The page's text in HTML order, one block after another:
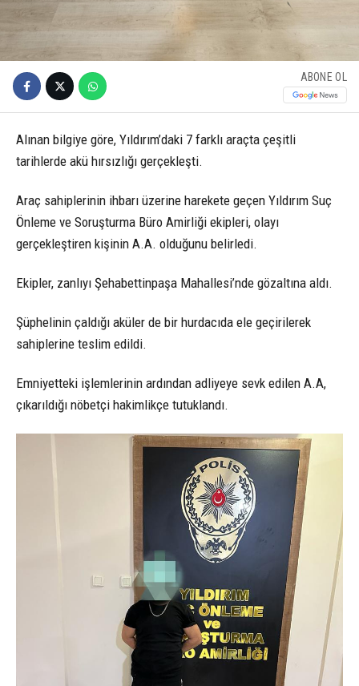
ABONE OL
Alınan bilgiye göre, Yıldırım’daki 7 farklı araçta çeşitli
tarihlerde akü hırsızlığı gerçekleşti.
Araç sahiplerinin ihbarı üzerine harekete geçen Yıldırım Suç
Önleme ve Soruşturma Büro Amirliği ekipleri, olayı
gerçekleştiren kişinin A.A. olduğunu belirledi.
Ekipler, zanlıyı Şehabettinpaşa Mahallesi’nde gözaltına aldı.
Şüphelinin çaldığı aküler de bir hurdacıda ele geçirilerek
sahiplerine teslim edildi.
Emniyetteki işlemlerinin ardından adliyeye sevk edilen A.A,
çıkarıldığı nöbetçi hakimlikçe tutuklandı.